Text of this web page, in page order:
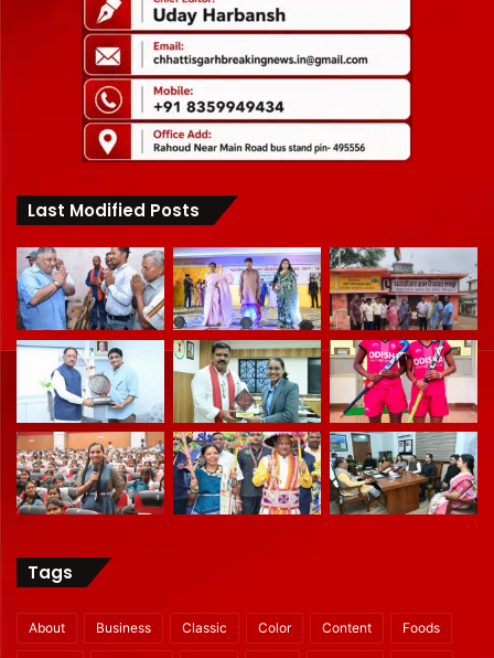
Last Modified Posts
Tags
About Business Classic Color Content Foods